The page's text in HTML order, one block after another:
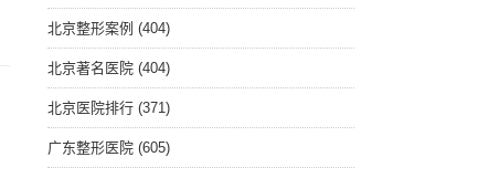
北京整形案例 (404)
北京著名医院 (404)
北京医院排行 (371)
广东整形医院 (605)